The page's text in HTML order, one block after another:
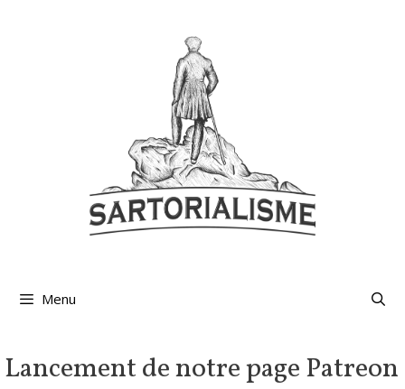
Menu
Lancement de notre page Patreon